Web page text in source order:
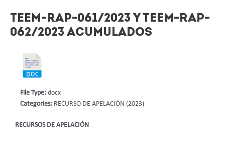
TEEM-RAP-061/2023 Y TEEM-RAP-
062/2023 ACUMULADOS
RECURSOS DE APELACIÓN
File Type: docx
Categories: RECURSO DE APELACIÓN (2023)